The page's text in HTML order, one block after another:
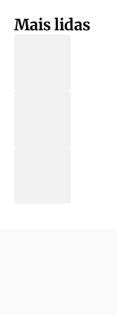
Mais lidas